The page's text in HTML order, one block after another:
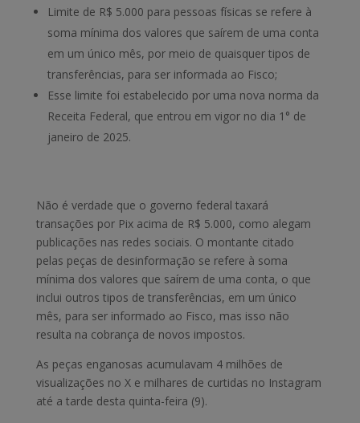
Limite de R$ 5.000 para pessoas físicas se refere à
soma mínima dos valores que saírem de uma conta
em um único mês, por meio de quaisquer tipos de
transferências, para ser informada ao Fisco;
Esse limite foi estabelecido por uma nova norma da
Receita Federal, que entrou em vigor no dia 1° de
janeiro de 2025.
Não é verdade que o governo federal taxará
transações por Pix acima de R$ 5.000, como alegam
publicações nas redes sociais. O montante citado
pelas peças de desinformação se refere à soma
mínima dos valores que saírem de uma conta, o que
inclui outros tipos de transferências, em um único
mês, para ser informado ao Fisco, mas isso não
resulta na cobrança de novos impostos.
As peças enganosas acumulavam 4 milhões de
visualizações no X e milhares de curtidas no Instagram
até a tarde desta quinta-feira (9).